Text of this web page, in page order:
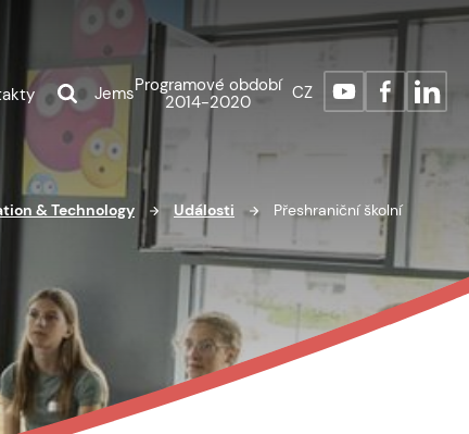
JemsProgramové období
2014-2020
CZ
& Technology Události
Přeshraniční školní